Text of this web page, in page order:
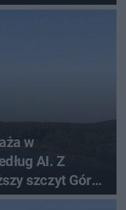
w
AI. Z
szczyt Gór